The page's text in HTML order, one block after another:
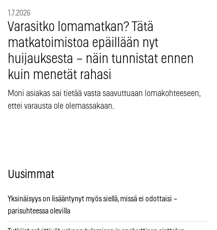
1.7.2026
Varasitko lomamatkan? Tätä
matkatoimistoa epäillään nyt
huijauksesta – näin tunnistat ennen
kuin menetät rahasi
Moni asiakas sai tietää vasta saavuttuaan lomakohteeseen,
ettei varausta ole olemassakaan.
Uusimmat
Yksinäisyys on lisääntynyt myös siellä, missä ei odottaisi –
parisuhteessa olevilla